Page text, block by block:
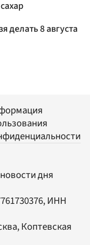
делать 8 августа
дня
ИНН
Коптевская